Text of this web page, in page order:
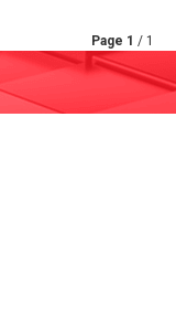
Page 1 / 1